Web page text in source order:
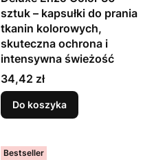
sztuk – kapsułki do prania
tkanin kolorowych,
skuteczna ochrona i
intensywna świeżość
Cena
34,42 zł
Do koszyka
Bestseller